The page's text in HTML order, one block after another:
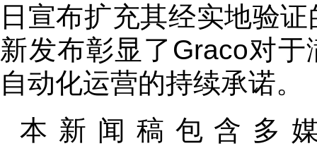
日宣布扩充其经实地验证
新发布彰显了Graco对
自动化运营的持续承诺。
本新闻稿包含多